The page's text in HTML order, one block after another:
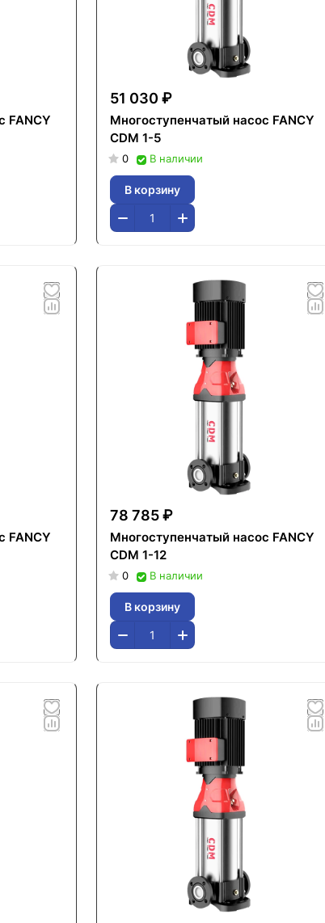
FANCY
51 030 ₽
Многоступенчатый насос FANCY
CDM 1-5
0 В наличии
В корзину
FANCY
78 785 ₽
Многоступенчатый насос FANCY
CDM 1-12
0 В наличии
В корзину